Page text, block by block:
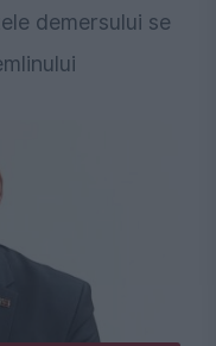
demersului se